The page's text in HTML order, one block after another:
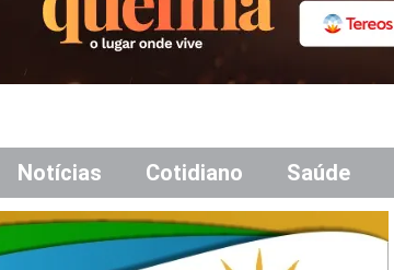
Notícias Cotidiano Saúde